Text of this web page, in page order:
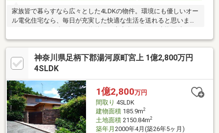
家族皆で暮らすなら広々とした4LDKの物件。環境にも優しいオー
ル電化住宅なら、毎日が充実した快適な生活を送れると思いま
平米の物件です。快適な室内と落ち着いた外観が魅力の平成29年
11月築の物件。リビングの広さが18帖以上もある物件となってい
ます。経済的なメリットも大きい、中古の戸建て物件となってお
ります。
神奈川県足柄下郡湯河原町宮上 1億2,800万円
4SLDK
1億2,800万円
間取り 4SLDK
建物面積185.9m2
土地面積2150.84m2
築年月 2000年4月(築26年5ヶ月)